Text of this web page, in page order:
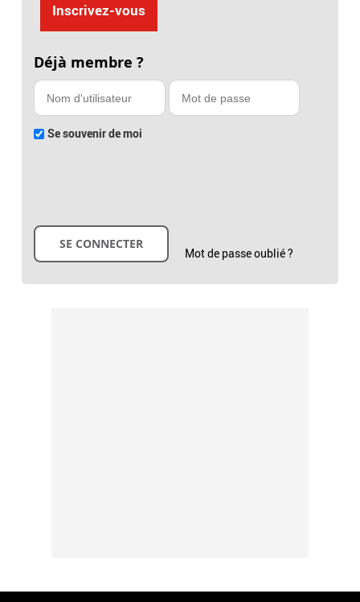
Inscrivez-vous
Déjà membre ?
Se souvenir de moi
Mot de passe oublié ?